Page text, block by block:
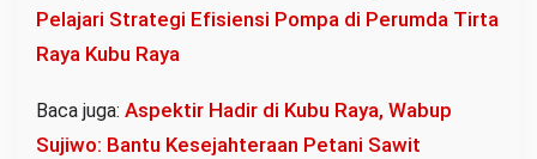
Pelajari Strategi Efisiensi Pompa di Perumda Tirta
Raya Kubu Raya
Baca juga: Aspektir Hadir di Kubu Raya, Wabup
Sujiwo: Bantu Kesejahteraan Petani Sawit